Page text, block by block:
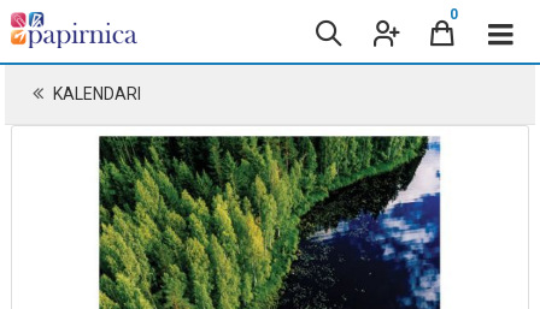
0
KALENDARI